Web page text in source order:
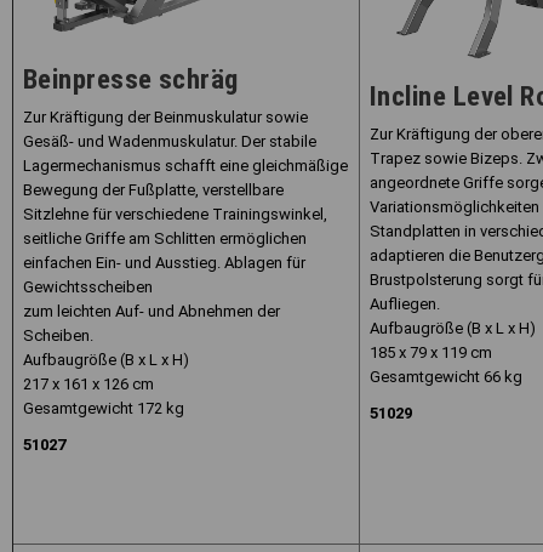
Beinpresse schräg
Zur Kräftigung der Beinmuskulatur sowie
Gesäß- und Wadenmuskulatur. Der stabile
Lagermechanismus schafft eine gleichmäßige
Bewegung der Fußplatte, verstellbare
Sitzlehne für verschiedene Trainingswinkel,
seitliche Griffe am Schlitten ermöglichen
einfachen Ein- und Ausstieg. Ablagen für
Gewichtsscheiben
zum leichten Auf- und Abnehmen der
Scheiben.
Aufbaugröße (B x L x H)
217 x 161 x 126 cm
Gesamtgewicht 172 kg
51027
Incline Level
Zur Kräftigung der
Trapez sowie Bizeps.
angeordnete Griffe
Standplatten in
adaptieren die
Brustpolsterung sorgt
Aufliegen.
Aufbaugröße (B x L x H)
185 x 79 x 119 cm
Gesamtgewicht 66 kg
51029